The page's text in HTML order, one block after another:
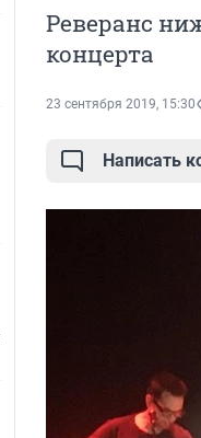
Реверанс
концерта
23 сентября 2019, 15:30
Написать